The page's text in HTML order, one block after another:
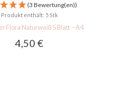
(3 Bewertung(en))
Produkt enthält: 5 Stk
Flora Naturweiß 5 Blatt – A4
4,50 €